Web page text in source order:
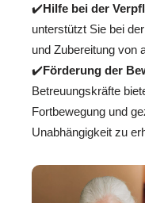
✔️Hilfe bei der
unterstützt Sie bei
und Zubereitung von
✔️Förderung der
Betreuungskräfte
Fortbewegung und
Unabhängigkeit zu